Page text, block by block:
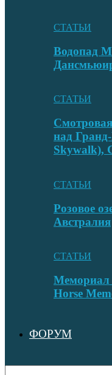
СТАТЬИ
Водопад
СТАТЬИ
над
СТАТЬИ
Розовое
Австралия
СТАТЬИ
Мемориал
Horse
ФОРУМ